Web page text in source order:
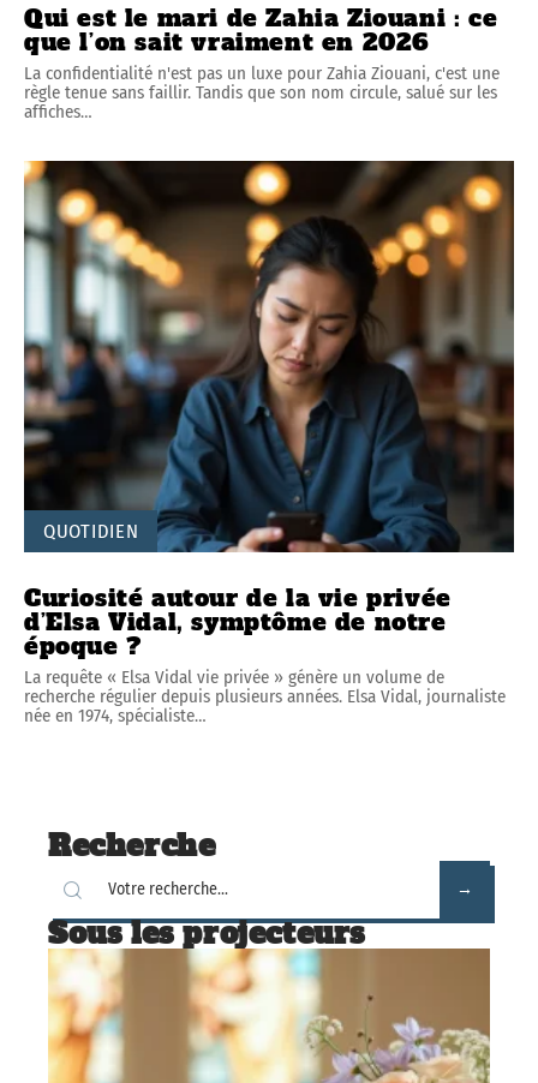
Qui est le mari de Zahia Ziouani : ce
que l’on sait vraiment en 2026
La confidentialité n'est pas un luxe pour Zahia Ziouani, c'est une
règle tenue sans faillir. Tandis que son nom circule, salué sur les
affiches…
QUOTIDIEN
Curiosité autour de la vie privée
d’Elsa Vidal, symptôme de notre
époque ?
La requête « Elsa Vidal vie privée » génère un volume de
recherche régulier depuis plusieurs années. Elsa Vidal, journaliste
née en 1974, spécialiste…
Recherche
Sous les projecteurs